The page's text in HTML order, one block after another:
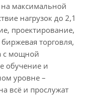
максимальной
нагрузок до 2,1
проектирование,
торговля,
с мощной
обучение и
уровне –
всё и прослужат